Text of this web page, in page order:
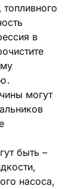
топливного
в
могут
быть –
насоса‚